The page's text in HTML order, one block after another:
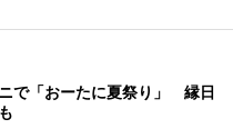
で「おーたに夏祭り」 縁日